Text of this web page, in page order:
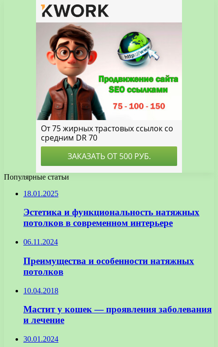
Популярные статьи
18.01.2025
Эстетика и функциональность натяжных
потолков в современном интерьере
06.11.2024
Преимущества и особенности натяжных
потолков
10.04.2018
Мастит у кошек — проявления заболевания
и лечение
30.01.2024